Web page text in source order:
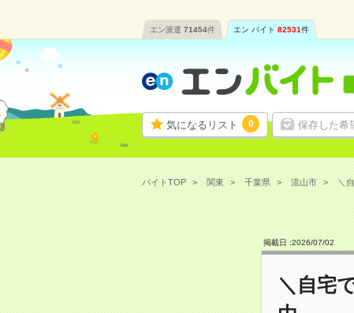
エン派遣 71454件 エン バイト 82531件
気になるリスト 0 保存した希
バイトTOP 関東 千葉県 流山市 ＼
掲載日 :2026/07/02
＼自宅